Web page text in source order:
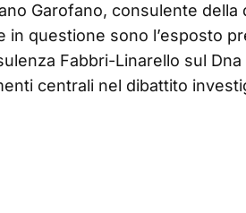
Garofano, consulente
in questione sono l’esposto
Fabbri-Linarello sul
centrali nel dibattito